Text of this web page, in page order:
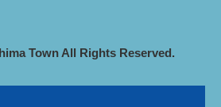
Town All Rights Reserved.